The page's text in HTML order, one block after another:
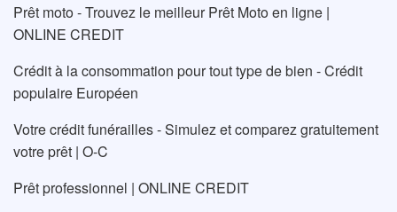
Prêt moto - Trouvez le meilleur Prêt Moto en ligne |
ONLINE CREDIT
Crédit à la consommation pour tout type de bien - Crédit
populaire Européen
Votre crédit funérailles - Simulez et comparez gratuitement
votre prêt | O-C
Prêt professionnel | ONLINE CREDIT